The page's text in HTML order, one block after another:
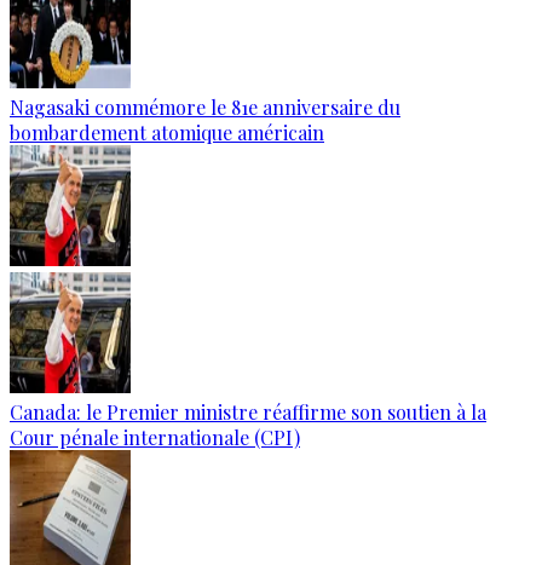
Nagasaki commémore le 81e anniversaire du
bombardement atomique américain
Canada: le Premier ministre réaffirme son soutien à la
Cour pénale internationale (CPI)